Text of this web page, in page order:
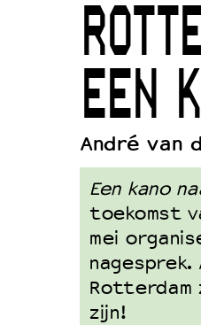
Duurzaamheid
Culturele
Ruimte
EEN
André van
Een kano
toekomst
mei
nagesprek.
Rotterdam
zijn!